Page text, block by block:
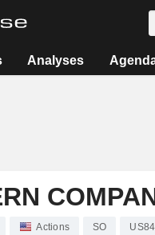
Analyses
Actions SO